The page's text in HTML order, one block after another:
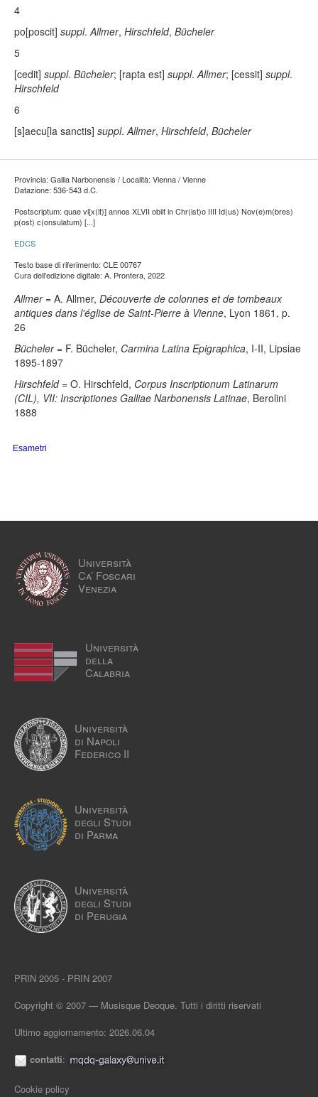
4
po[poscit] suppl.Allmer, Hirschfeld, Bücheler
5
[cedit] suppl. Bücheler; [rapta est] suppl.Allmer; [cessit] suppl.
Hirschfeld
6
[s]aecu[la sanctis] suppl.Allmer, Hirschfeld, Bücheler
Provincia: Gallia Narbonensis / Località: Vienna / Vienne
Datazione: 536-543 d.C.
Postscriptum: quae vi[x(it)] annos XLVII obiit in Chr(ist)o IIII Id(us) Nov(e)m(bres)
p(ost) c(onsulatum) [...]
EDCS
Testo base di riferimento: CLE 00767
Cura dell'edizione digitale: A. Prontera, 2022
Allmer= A. Allmer, Découverte de colonnes et de tombeaux
antiques dans l'église de Saint-Pierre à Vienne, Lyon 1861, p.
26
Bücheler= F. Bücheler, Carmina Latina Epigraphica, I-II, Lipsiae
1895-1897
Hirschfeld= O. Hirschfeld, Corpus Inscriptionum Latinarum
(CIL), VII: Inscriptiones Galliae Narbonensis Latinae, Berolini
1888
Esametri
Università
Ca’ Foscari
Venezia
Università
della
Calabria
Università
di Napoli
Federico II
Università
degli Studi
di Parma
Università
degli Studi
di Perugia
PRIN 2005 - PRIN 2007
Copyright © 2007 — Musisque Deoque. Tutti i diritti riservati
Ultimo aggiornamento: 2026.06.04
contatti:
Cookie policy